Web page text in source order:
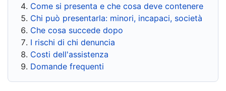
Come si presenta e che cosa deve contenere
Chi può presentarla: minori, incapaci, società
Che cosa succede dopo
I rischi di chi denuncia
Costi dell'assistenza
Domande frequenti